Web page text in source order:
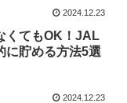
2024.12.23
くてもOK！JAL
に貯める方法5選
2024.12.23